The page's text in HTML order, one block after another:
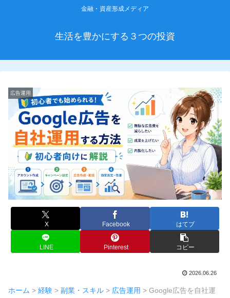
金融・資産形成メディア
生活を豊かにする３つの投資
広告運用
X Facebook はてブ
LINE Pinterest コピー
2026.06.26
ホーム > 経験 > 副業・スキル > 広告運用 > Google広告を自社運